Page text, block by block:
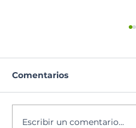
Comentarios
Escribir un comentario...